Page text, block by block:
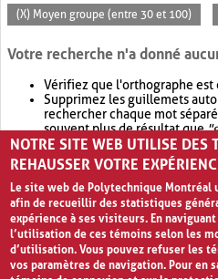
(X) Moyen groupe (entre 30 et 100)
Votre recherche n'a donné
Vérifiez que l'orthographe est
Supprimez les guillemets
rechercher chaque mot
souvent plus de résultat que
Envisagez d'élargir votre
retournera souvent plus de
NOTRE SITE WEB UTILISE DES
REHAUSSER VOTRE
Le site web de Polytechnique
afin de recueillir des statistiques
expérience à ses visiteurs. En
l’utilisation de ces témoins selon les
d’utilisation. Vous pouvez refuser les
vos paramètres de navigation. Pour en